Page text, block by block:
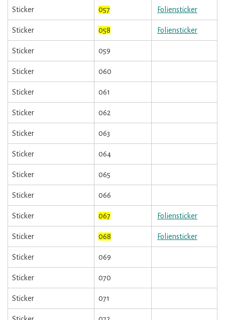
Sticker 057 Foliensticker
Sticker 058 Foliensticker
Sticker 059
Sticker 060
Sticker 061
Sticker 062
Sticker 063
Sticker 064
Sticker 065
Sticker 066
Sticker 067 Foliensticker
Sticker 068 Foliensticker
Sticker 069
Sticker 070
Sticker 071